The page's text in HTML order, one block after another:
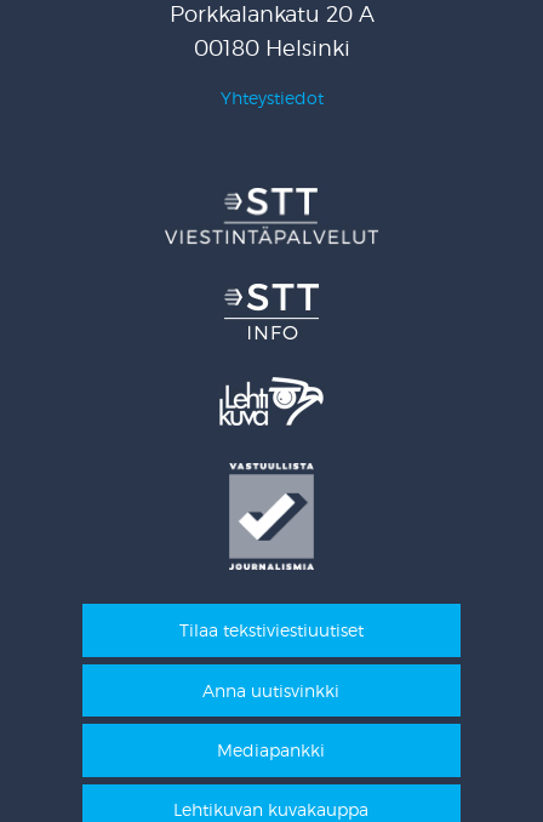
Porkkalankatu 20 A
00180 Helsinki
Yhteystiedot
Tilaa tekstiviestiuutiset
Anna uutisvinkki
Mediapankki
Lehtikuvan kuvakauppa